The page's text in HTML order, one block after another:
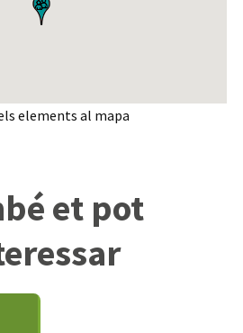
elements al mapa
et pot